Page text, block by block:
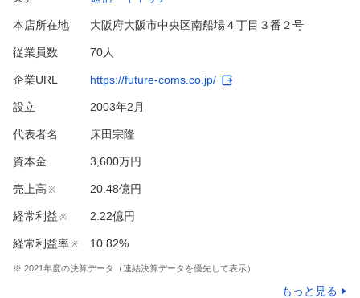
本店所在地 大阪府大阪市中央区南船場４丁目３番２号
従業員数 70人
企業URL https://future-coms.co.jp/
設立 2003年2月
代表者名 床田宗隆
資本金 3,600万円
売上高 ※ 20.48億円
経常利益 ※ 2.22億円
経常利益率※ 10.82%
※ 2021年度の決算データ（連結決算データを優先して表示）
もっと見る